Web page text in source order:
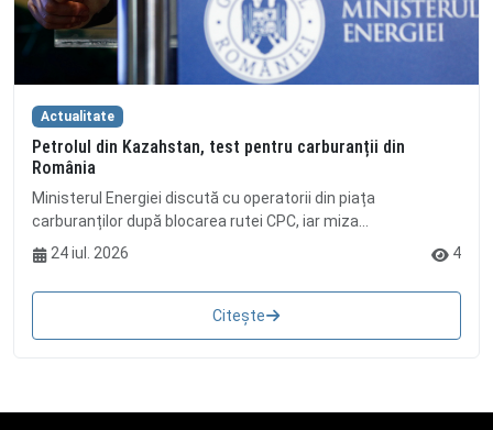
Actualitate
Petrolul din Kazahstan, test pentru carburanții din
România
Ministerul Energiei discută cu operatorii din piața
carburanților după blocarea rutei CPC, iar miza...
24 iul. 2026
4
Citește